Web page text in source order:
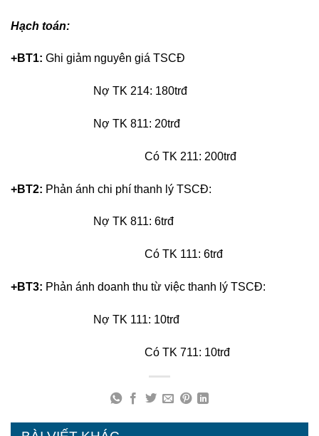
Hạch toán:
+BT1: Ghi giảm nguyên giá TSCĐ
Nợ TK 214: 180trđ
Nợ TK 811: 20trđ
Có TK 211: 200trđ
+BT2: Phản ánh chi phí thanh lý TSCĐ:
Nợ TK 811: 6trđ
Có TK 111: 6trđ
+BT3: Phản ánh doanh thu từ việc thanh lý TSCĐ:
Nợ TK 111: 10trđ
Có TK 711: 10trđ